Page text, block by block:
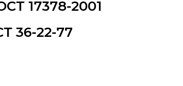
17378-2001
36-22-77